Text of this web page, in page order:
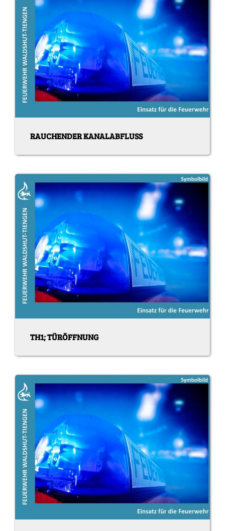
RAUCHENDER KANALABFLUSS
TH1; TÜRÖFFNUNG